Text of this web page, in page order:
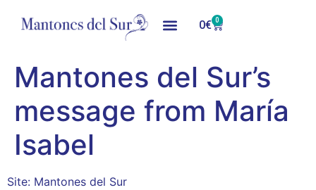
0€ 0
Mantones del Sur’s
message from María
Isabel
Site: Mantones del Sur